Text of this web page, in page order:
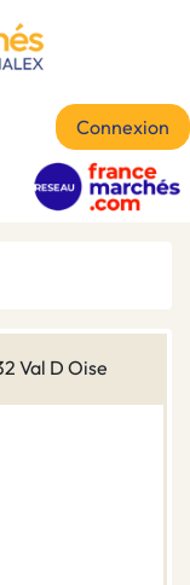
Connexion
Val D Oise